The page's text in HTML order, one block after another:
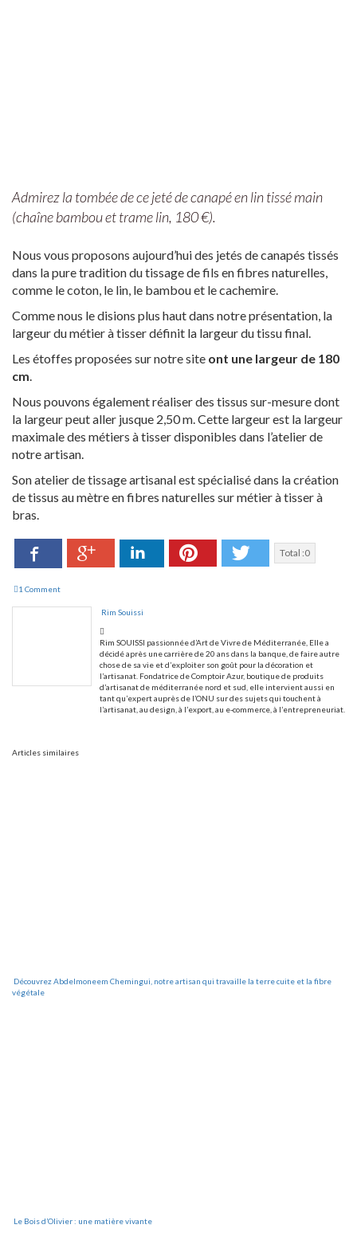
Admirez la tombée de ce jeté de canapé en lin tissé main
(chaîne bambou et trame lin, 180 €).
Nous vous proposons aujourd’hui des jetés de canapés tissés
dans la pure tradition du tissage de fils en fibres naturelles,
comme le coton, le lin, le bambou et le cachemire.
Comme nous le disions plus haut dans notre présentation, la
largeur du métier à tisser définit la largeur du tissu final.
Les étoffes proposées sur notre site ont une largeur de 180
cm
Nous pouvons également réaliser des tissus sur-mesure dont
la largeur peut aller jusque 2,50 m. Cette largeur est la largeur
maximale des métiers à tisser disponibles dans l’atelier de
notre artisan.
Son atelier de tissage artisanal est spécialisé dans la création
de tissus au mètre en fibres naturelles sur métier à tisser à
bras.
Facebook Google+ LinkedIn Pinterest Twitter
Total :0
1 Comment
Rim Souissi
Rim SOUISSI passionnée d’Art de Vivre de Méditerranée, Elle a
décidé après une carrière de 20 ans dans la banque, de faire autre
chose de sa vie et d’exploiter son goût pour la décoration et
l’artisanat. Fondatrice de Comptoir Azur, boutique de produits
d’artisanat de méditerranée nord et sud, elle intervient aussi en
tant qu’expert auprès de l’ONU sur des sujets qui touchent à
l’artisanat, au design, à l’export, au e-commerce, à l’entrepreneuriat.
Articles similaires
Découvrez Abdelmoneem Chemingui, notre artisan qui travaille la terre cuite et la fibre
végétale
Le Bois d’Olivier : une matière vivante